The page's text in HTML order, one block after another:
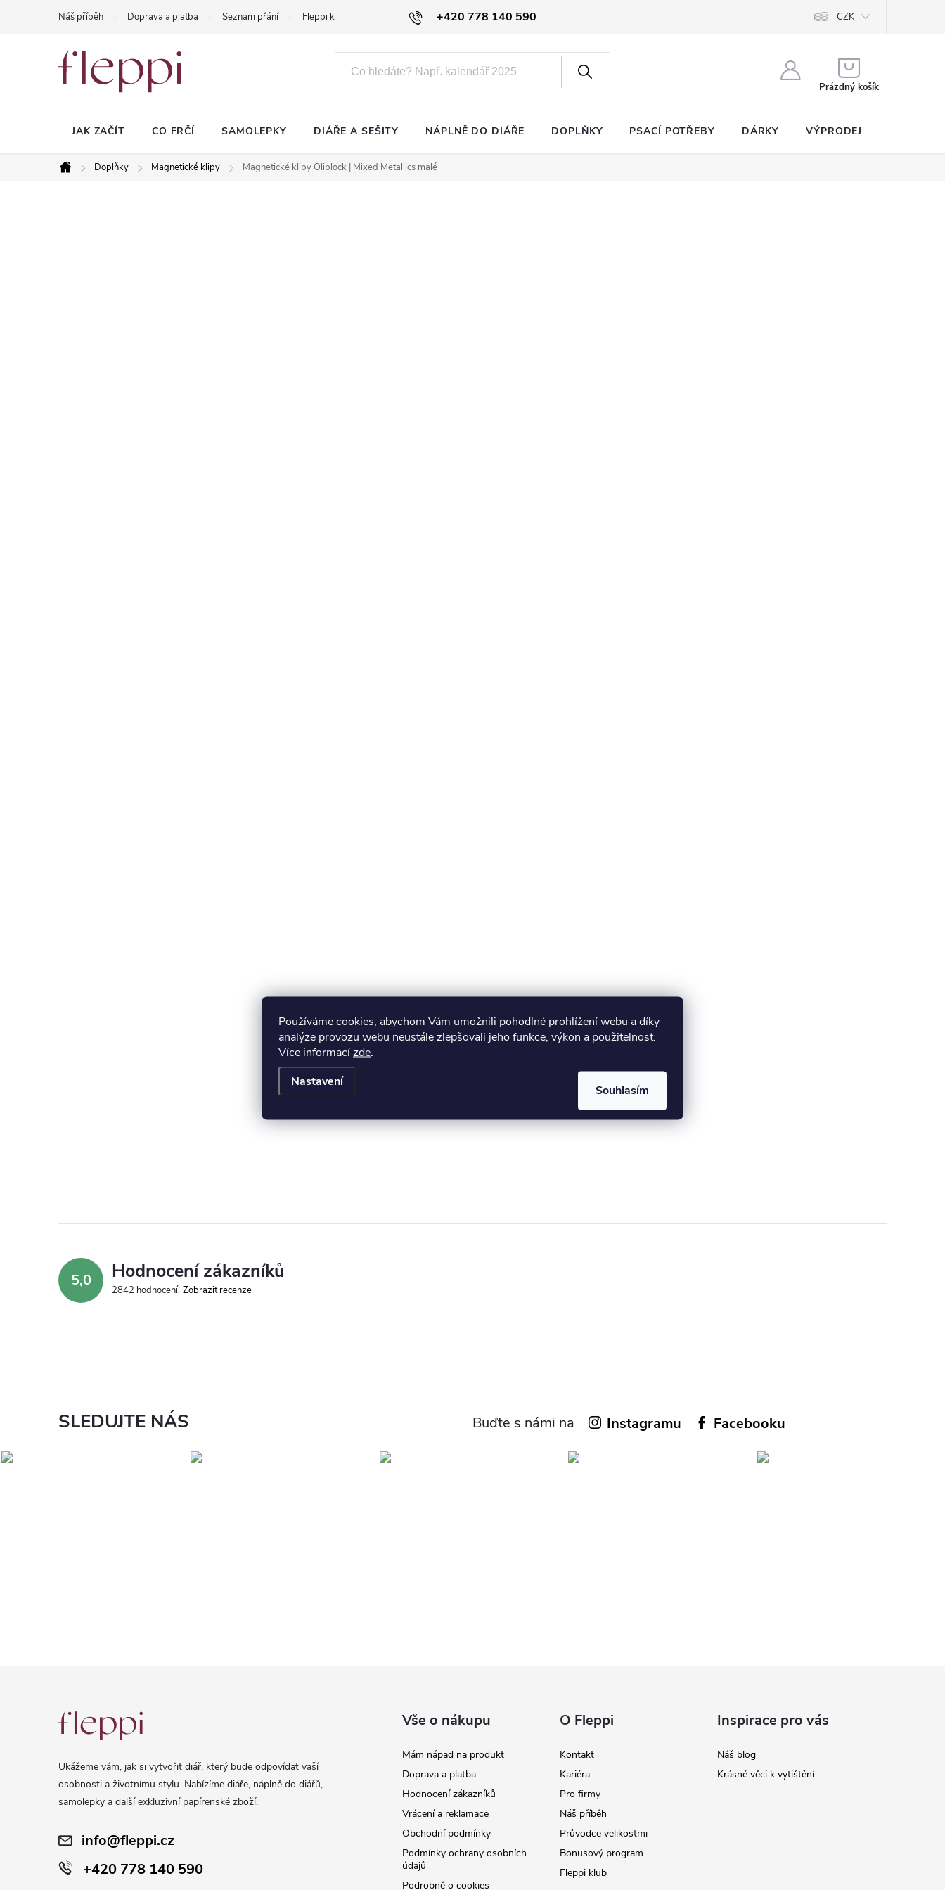
Používáme cookies, abychom Vám umožnili pohodlné prohlížení webu a díky
analýze provozu webu neustále zlepšovali jeho funkce, výkon a použitelnost.
Více informacízde.
Nastavení
Souhlasím
+420 778 140 590
Náš příběh Doprava a platba Seznam přání Fleppi klub CZK
KOŠÍK
Prázdný košík
JAK ZAČÍT CO FRČÍ SAMOLEPKY DIÁŘE A SEŠITY NÁPLNĚ DO DIÁŘE DOPLŇKY PSACÍ POTŘEBY DÁRKY VÝPRODEJ
Domů
Doplňky Magnetické klipy Magnetické klipy Oliblock | Mixed Metallics malé
5,0 Hodnocení zákazníků
2842 hodnocení Zobrazit recenze
SLEDUJTE NÁS Buďte s námi na Instagramu Facebooku
Ukážeme vám, jak si vytvořit diář, který bude odpovídat vaší
osobnosti a životnímu stylu. Nabízíme diáře, náplně do diářů,
samolepky a další exkluzivní papírenské zboží.
info@fleppi.cz
+420 778 140 590
Vše o nákupu
Mám nápad na produkt
Doprava a platba
Hodnocení zákazníků
Vrácení a reklamace
Obchodní podmínky
Podmínky ochrany osobních
údajů
Podrobně o cookies
O Fleppi
Kontakt
Kariéra
Pro firmy
Náš příběh
Průvodce velikostmi
Bonusový program
Fleppi klub
Inspirace pro vás
Náš blog
Krásné věci k vytištění